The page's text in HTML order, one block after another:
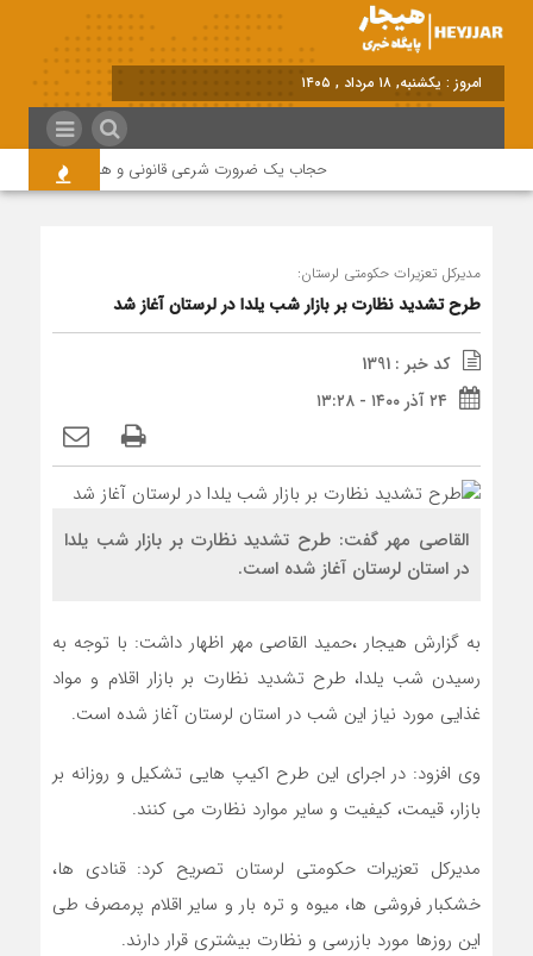
برابر با : Sunday -
حجاب یک ضرورت شرعی قانونی و همه در این زمینه
مدیرکل تعزیرات حکومتی لرستان:
طرح تشدید نظارت بر بازار شب یلدا در لرستان آغاز شد
کد خبر : 1391
۲۴ آذر ۱۴۰۰ - ۱۳:۲۸
القاصی مهر گفت: طرح تشدید نظارت بر بازار شب یلدا
در استان لرستان آغاز شده است.
به گزارش هیجار ،حمید القاصی مهر اظهار داشت: با توجه به
رسیدن شب یلدا، طرح تشدید نظارت بر بازار اقلام و مواد
غذایی مورد نیاز این شب در استان لرستان آغاز شده است.
وی افزود: در اجرای این طرح اکیپ هایی تشکیل و روزانه بر
بازار، قیمت، کیفیت و سایر موارد نظارت می کنند.
مدیرکل تعزیرات حکومتی لرستان تصریح کرد: قنادی ها،
خشکبار فروشی ها، میوه و تره بار و سایر اقلام پرمصرف طی
این روزها مورد بازرسی و نظارت بیشتری قرار دارند.